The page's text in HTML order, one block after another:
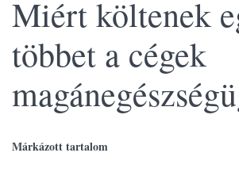
Miért költenek
többet a cégek
Márkázott tartalom